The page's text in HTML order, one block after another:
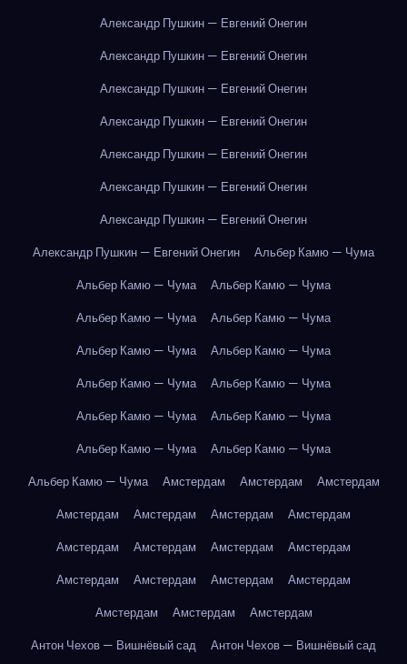
Александр Пушкин — Евгений Онегин
Александр Пушкин — Евгений Онегин
Александр Пушкин — Евгений Онегин
Александр Пушкин — Евгений Онегин
Александр Пушкин — Евгений Онегин
Александр Пушкин — Евгений Онегин
Александр Пушкин — Евгений Онегин
Александр Пушкин — Евгений Онегин
Альбер Камю — Чума
Альбер Камю — Чума
Альбер Камю — Чума
Альбер Камю — Чума
Альбер Камю — Чума
Альбер Камю — Чума
Альбер Камю — Чума
Альбер Камю — Чума
Альбер Камю — Чума
Альбер Камю — Чума
Альбер Камю — Чума
Альбер Камю — Чума
Альбер Камю — Чума
Альбер Камю — Чума
Амстердам Амстердам
Амстердам
Амстердам
Амстердам Амстердам
Амстердам
Амстердам
Амстердам Амстердам
Амстердам
Амстердам
Амстердам Амстердам
Амстердам
Амстердам
Амстердам
Амстердам
Антон Чехов — Вишнёвый сад
Антон Чехов — Вишнёвый сад